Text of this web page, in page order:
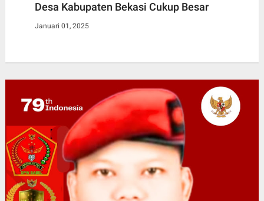
Desa Kabupaten Bekasi Cukup Besar
Januari 01, 2025